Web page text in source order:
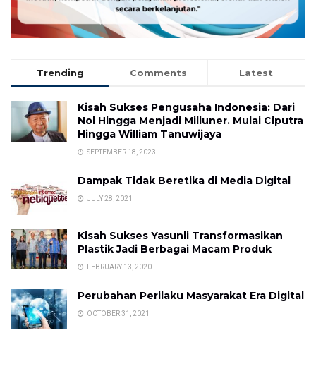
Trending Comments Latest
Kisah Sukses Pengusaha Indonesia: Dari
Nol Hingga Menjadi Miliuner. Mulai Ciputra
Hingga William Tanuwijaya
SEPTEMBER 18, 2023
Dampak Tidak Beretika di Media Digital
JULY 28, 2021
Kisah Sukses Yasunli Transformasikan
Plastik Jadi Berbagai Macam Produk
FEBRUARY 13, 2020
Perubahan Perilaku Masyarakat Era Digital
OCTOBER 31, 2021